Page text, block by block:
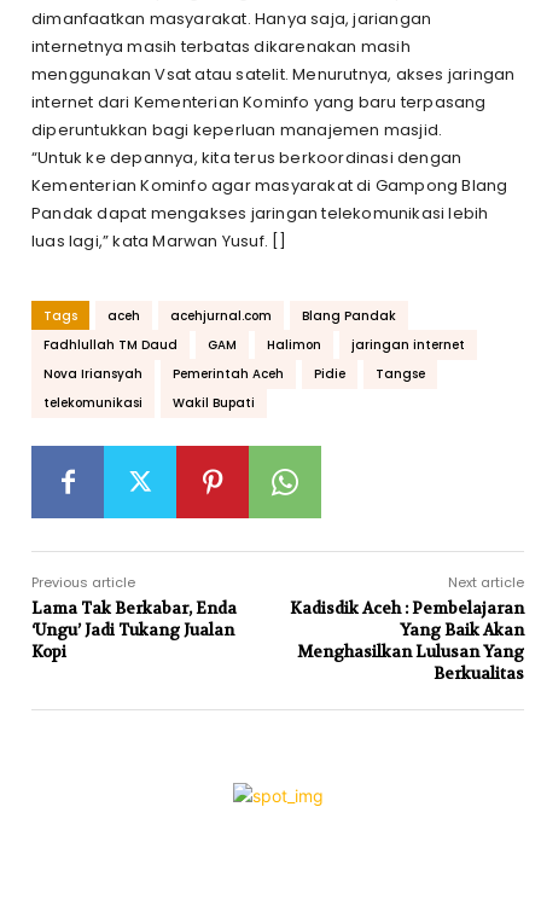
dimanfaatkan masyarakat. Hanya saja, jariangan
internetnya masih terbatas dikarenakan masih
menggunakan Vsat atau satelit. Menurutnya, akses jaringan
internet dari Kementerian Kominfo yang baru terpasang
diperuntukkan bagi keperluan manajemen masjid.
“Untuk ke depannya, kita terus berkoordinasi dengan
Kementerian Kominfo agar masyarakat di Gampong Blang
Pandak dapat mengakses jaringan telekomunikasi lebih
luas lagi,” kata Marwan Yusuf. []
Tags aceh acehjurnal.com
Blang Pandak
Fadhlullah TM Daud
GAM Halimon
jaringan internet
Nova Iriansyah
Pemerintah Aceh Pidie
Tangse
telekomunikasi
Wakil Bupati
Previous article
Lama Tak Berkabar, Enda
‘Ungu’ Jadi Tukang Jualan
Kopi
Next article
Kadisdik Aceh : Pembelajaran
Yang Baik Akan
Menghasilkan Lulusan Yang
Berkualitas